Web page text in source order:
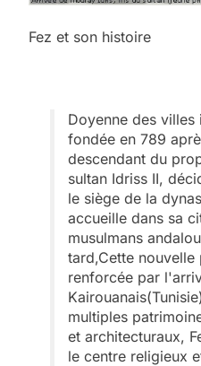
Fez et son histoire
Doyenne des
fondée en 789
descendant du
sultan Idriss II,
le siège de la
accueille dans sa
musulmans
tard,Cette nouvelle
renforcée par
multiples
et architecturaux,
le centre religieux